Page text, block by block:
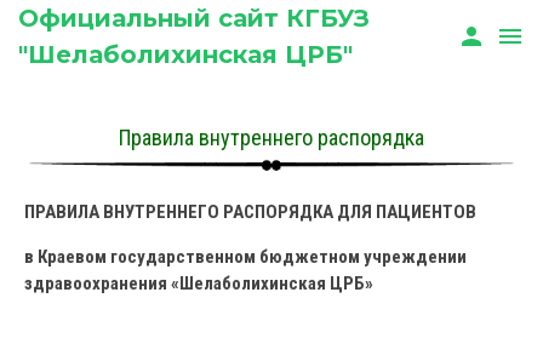
Официальный сайт КГБУЗ
"Шелаболихинская ЦРБ"
person menu
Правила внутреннего распорядка
ПРАВИЛА ВНУТРЕННЕГО РАСПОРЯДКА ДЛЯ ПАЦИЕНТОВ
в Краевом государственном бюджетном учреждении
здравоохранения «Шелаболихинская ЦРБ»